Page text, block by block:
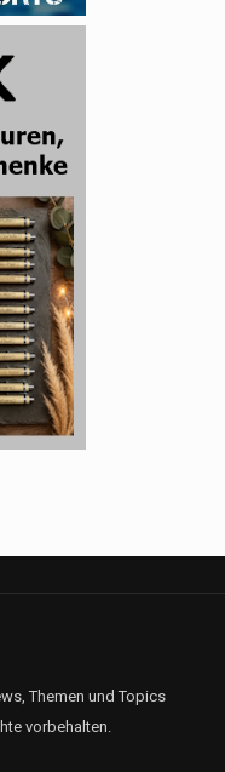
Themen und Topics
vorbehalten.